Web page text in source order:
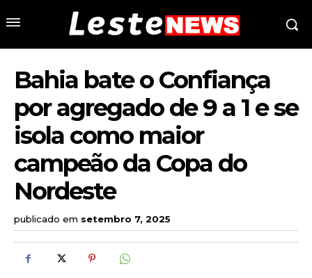
Bahia bate o Confiança
por agregado de 9 a 1 e se
isola como maior
campeão da Copa do
Nordeste
publicado em setembro 7, 2025